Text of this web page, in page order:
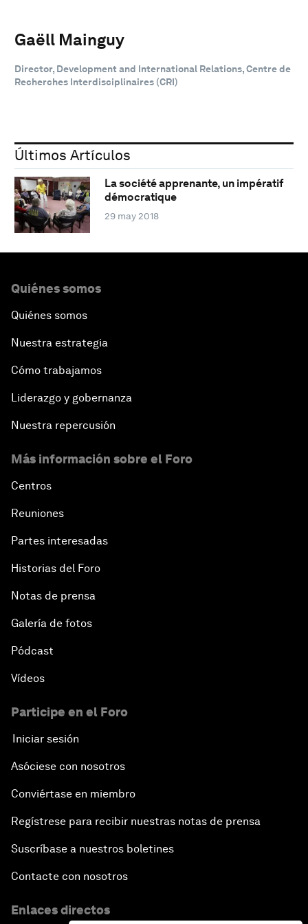
Gaëll Mainguy
Director, Development and International Relations, Centre de
Recherches Interdisciplinaires (CRI)
Últimos Artículos
La société apprenante, un impératif
démocratique
29 may 2018
Quiénes somos
Quiénes somos
Nuestra estrategia
Cómo trabajamos
Liderazgo y gobernanza
Nuestra repercusión
Más información sobre el Foro
Centros
Reuniones
Partes interesadas
Historias del Foro
Notas de prensa
Galería de fotos
Pódcast
Vídeos
Participe en el Foro
Iniciar sesión
Asóciese con nosotros
Conviértase en miembro
Regístrese para recibir nuestras notas de prensa
Suscríbase a nuestros boletines
Contacte con nosotros
Enlaces directos